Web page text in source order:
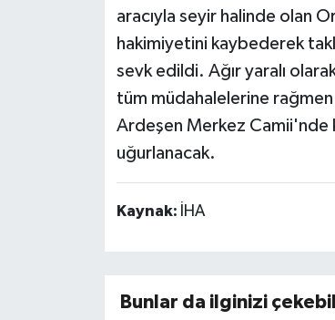
aracıyla seyir halinde olan
hakimiyetini kaybederek
sevk edildi. Ağır yaralı
tüm müdahalelerine rağmen
Ardeşen Merkez Camii'nde
uğurlanacak.
Kaynak: İHA
Bunlar da ilginizi